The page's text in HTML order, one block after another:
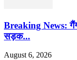
Breaking News:
सड़क...
August 6, 2026